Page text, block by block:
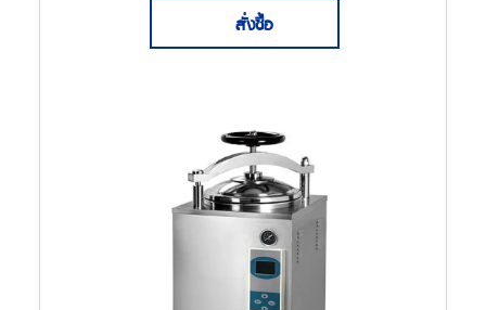
สั่งซื้อ